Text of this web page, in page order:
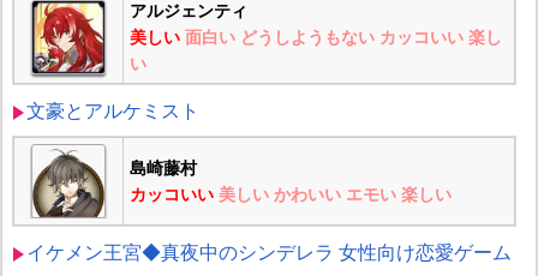
アルジェンティ
美しい 面白い どうしようもない カッコいい 楽し
い
文豪とアルケミスト
島崎藤村
カッコいい 美しい かわいい エモい 楽しい
イケメン王宮◆真夜中のシンデレラ 女性向け恋愛ゲーム